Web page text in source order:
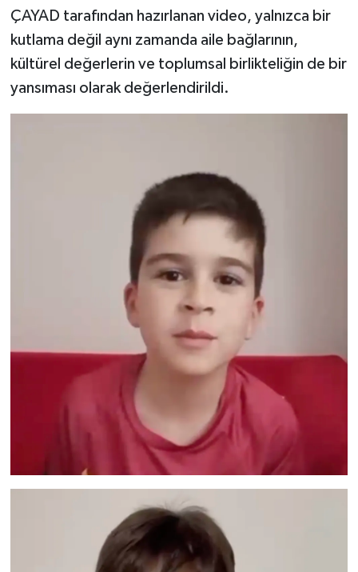
ÇAYAD tarafından hazırlanan video, yalnızca bir
kutlama değil aynı zamanda aile bağlarının,
kültürel değerlerin ve toplumsal birlikteliğin de bir
yansıması olarak değerlendirildi.